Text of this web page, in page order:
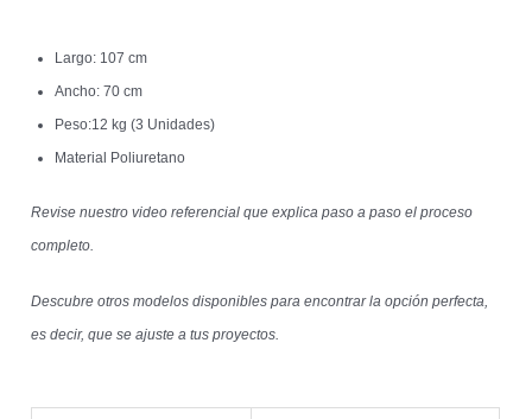
Largo: 107 cm
Ancho: 70 cm
Peso:12 kg (3 Unidades)
Material Poliuretano
Revise nuestro video referencial que explica paso a paso el proceso
completo.
Descubre otros modelos disponibles para encontrar la opción perfecta,
es decir, que se ajuste a tus proyectos.